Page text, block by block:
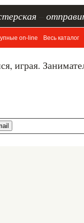
on-line Весь каталог
играя.